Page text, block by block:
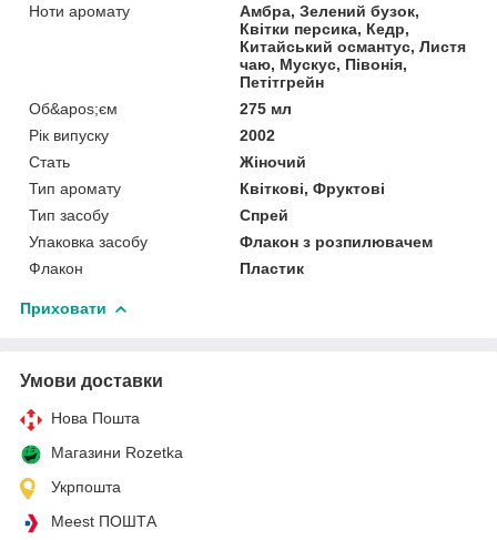
Ноти аромату
Амбра, Зелений бузок,
Квітки персика, Кедр,
Китайський османтус, Листя
чаю, Мускус, Півонія,
Петітгрейн
Об&apos;єм
275 мл
Рік випуску
2002
Стать
Жіночий
Тип аромату
Квіткові, Фруктові
Тип засобу
Спрей
Упаковка засобу
Флакон з розпилювачем
Флакон
Пластик
Приховати
Умови доставки
Нова Пошта
Магазини Rozetka
Укрпошта
Meest ПОШТА